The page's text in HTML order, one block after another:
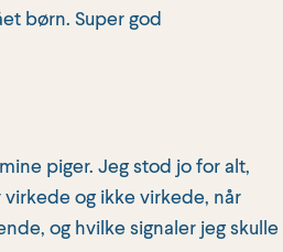
børn. Super god
piger. Jeg stod jo for alt,
og ikke virkede, når
og hvilke signaler jeg skulle